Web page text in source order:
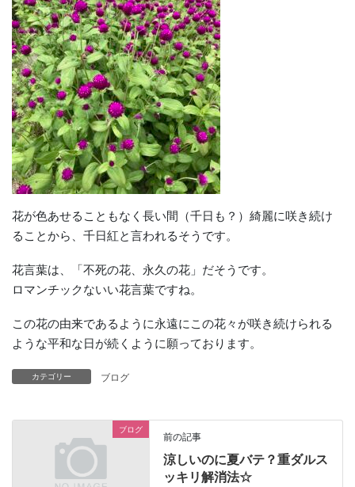
花が色あせることもなく長い間（千日も？）綺麗に咲き続け
ることから、千日紅と言われるそうです。
花言葉は、「不死の花、永久の花」だそうです。
ロマンチックないい花言葉ですね。
この花の由来であるように永遠にこの花々が咲き続けられる
ような平和な日が続くように願っております。
カテゴリー ブログ
ブログ 前の記事
涼しいのに夏バテ？重ダルス
ッキリ解消法☆